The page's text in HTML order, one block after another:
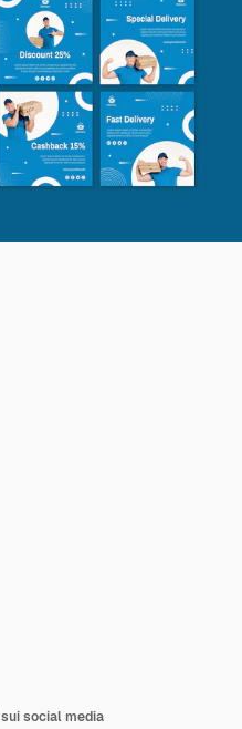
social media